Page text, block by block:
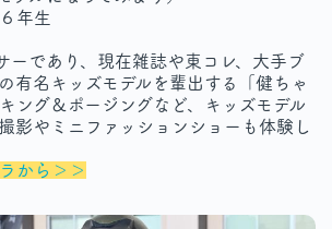
６年生
ーであり、現在雑誌や東コレ、大手ブ
有名キッズモデルを輩出する「健ちゃ
ング＆ポージングなど、キッズモデル
影やミニファッションショーも体験し
から＞＞